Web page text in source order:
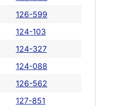
126-599
124-103
124-327
124-088
126-562
127-851